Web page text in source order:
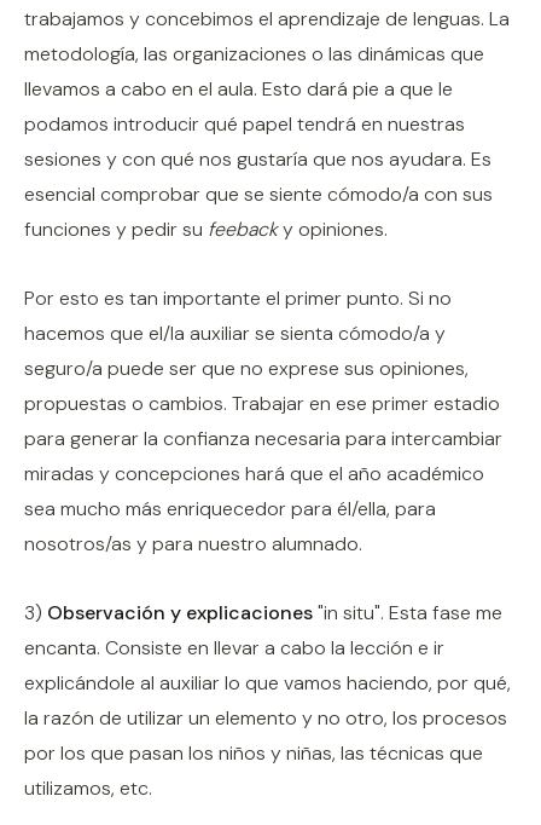
trabajamos y concebimos el aprendizaje de lenguas. La
metodología, las organizaciones o las dinámicas que
llevamos a cabo en el aula. Esto dará pie a que le
podamos introducir qué papel tendrá en nuestras
sesiones y con qué nos gustaría que nos ayudara. Es
esencial comprobar que se siente cómodo/a con sus
funciones y pedir su feebacky opiniones.
Por esto es tan importante el primer punto. Si no
hacemos que el/la auxiliar se sienta cómodo/a y
seguro/a puede ser que no exprese sus opiniones,
propuestas o cambios. Trabajar en ese primer estadio
para generar la confianza necesaria para intercambiar
miradas y concepciones hará que el año académico
sea mucho más enriquecedor para él/ella, para
nosotros/as y para nuestro alumnado.
3) Observación y explicaciones"in situ". Esta fase me
encanta. Consiste en llevar a cabo la lección e ir
explicándole al auxiliar lo que vamos haciendo, por qué,
la razón de utilizar un elemento y no otro, los procesos
por los que pasan los niños y niñas, las técnicas que
utilizamos, etc.